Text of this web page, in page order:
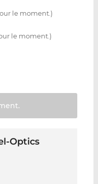
le moment.)
le moment.)
Optics